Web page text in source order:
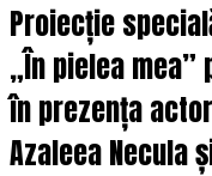
Proiecție
„În pielea mea”
în prezența
Azaleea Necula